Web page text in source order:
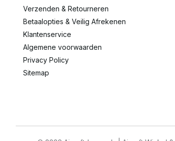
Verzenden & Retourneren
Betaalopties & Veilig Afrekenen
Klantenservice
Algemene voorwaarden
Privacy Policy
Sitemap